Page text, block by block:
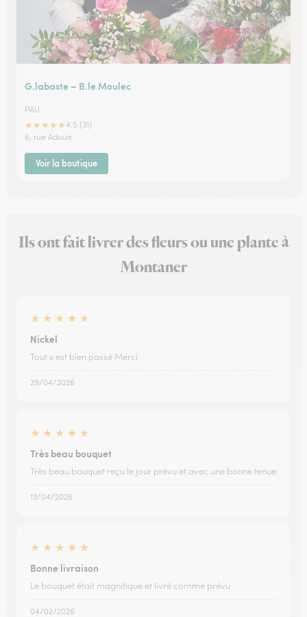
G.labaste – B.le Moulec
PAU
★★★★★4.5 (31)
6, rue Adoue
Voir la boutique
Ils ont fait livrer des fleurs ou une plante à
Montaner
★ ★ ★ ★ ★
Nickel
Tout s est bien passé Merci
29/04/2026
★ ★ ★ ★ ★
Très beau bouquet
Très beau bouquet reçu le jour prévu et avec une bonne tenue
13/04/2026
★ ★ ★ ★ ★
Bonne livraison
Le bouquet était magnifique et livré comme prévu
04/02/2026